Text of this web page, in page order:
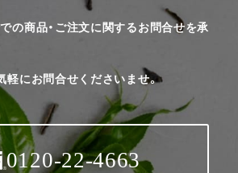
の商品・ご注文に関するお問合せを承
軽にお問合せくださいませ。
0120-22-4663